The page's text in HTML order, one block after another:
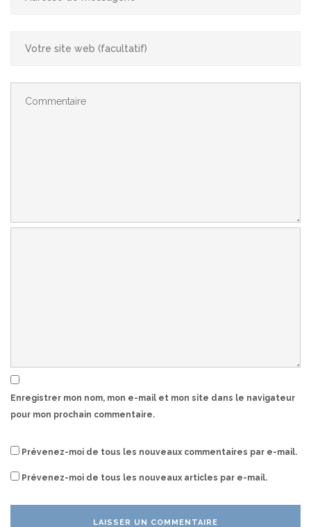
Enregistrer mon nom, mon e-mail et mon site dans le navigateur
pour mon prochain commentaire.
Prévenez-moi de tous les nouveaux commentaires par e-mail.
Prévenez-moi de tous les nouveaux articles par e-mail.